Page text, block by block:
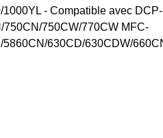
- Compatible avec DCP-
750CW/770CW MFC-
630CD/630CDW/